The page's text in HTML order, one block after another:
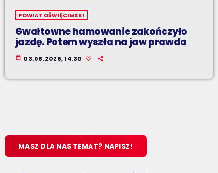
POWIAT OŚWIĘCIMSKI
Gwałtowne hamowanie zakończyło
jazdę. Potem wyszła na jaw prawda
today 03.08.2026, 14:30
MASZ DLA NAS TEMAT? NAPISZ!